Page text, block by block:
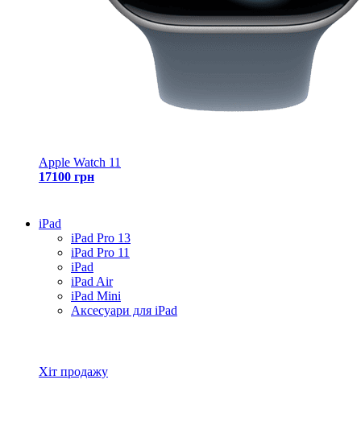
Apple Watch 11
17100 грн
iPad
iPad Pro 13
iPad Pro 11
iPad
iPad Air
iPad Mini
Аксесуари для iPad
Хіт продажу